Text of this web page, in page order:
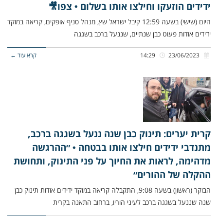
ידידים הוזעקו וחילצו אותו בשלום • צפו🎥
היום (שישי) בשעה 12:59 קיבל ישראל שץ, מנהל סניף אופקים, קריאה במוקד
ידידים אודות פעוט כבן שנתיים, שננעל ברכב בשגגה
קרא עוד ←
קרית יערים: תינוק כבן שנה ננעל בשגגה ברכב,
מתנדבי ידידים חילצו אותו בבטחה • ״ההרגשה
מדהימה, לראות את החיוך על פני התינוק, ותחושת
ההקלה של ההורים״
הבוקר (ראשון) בשעה 9:08, התקבלה קריאה במוקד ידידים אודות תינוק כבן
שנה שננעל בשגגה ברכב לעיני הוריו, ברחוב התאנה בקרית